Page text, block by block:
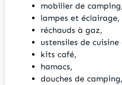
mobilier de camping,
lampes et éclairage,
réchauds à gaz,
ustensiles de
kits café,
hamacs,
douches de camping,